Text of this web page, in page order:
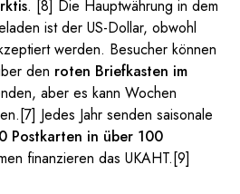
. [8] Die Hauptwährung in dem
ist der US-Dollar, obwohl
werden. Besucher können
den roten Briefkasten im
aber es kann Wochen
Jedes Jahr senden saisonale
Postkarten in über 100
finanzieren das UKAHT.[9]